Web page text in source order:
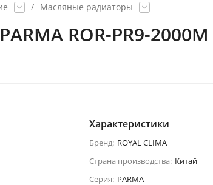
/ Масляные радиаторы
ROR-PR9-2000M
Характеристики
Бренд: ROYAL CLIMA
Страна производства: Китай
Серия: PARMA